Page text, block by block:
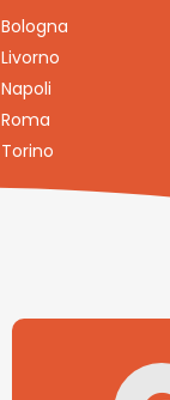
Bologna
Livorno
Napoli
Roma
Torino